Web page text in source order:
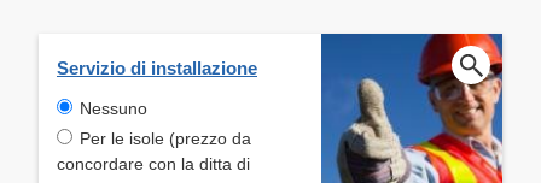
Servizio di installazione
Nessuno
Per le isole (prezzo da
concordare con la ditta di